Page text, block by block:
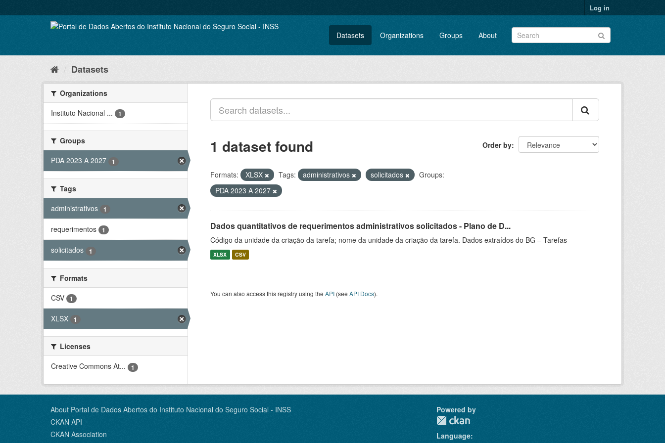
to
Log in
Datasets Organizations Groups About
Datasets
Organizations
Instituto Nacional ...
1
Groups
PDA 2023 A 2027
1
Tags
administrativos
1
requerimentos 1
solicitados 1
Formats
CSV
1
XLSX 1
Licenses
Creative Commons At...
1
Order by
1 dataset found
Formats: XLSX Tags: administrativos solicitados
Groups:
PDA 2023 A 2027
Dados quantitativos de requerimentos administrativos solicitados - Plano de D...
Código da unidade da criação da tarefa; nome da unidade da criação da tarefa. Dados extraídos do BG – Tarefas
XLSX CSV
You can also access this registry using the API (see API Docs).
About Portal de Dados Abertos do Instituto Nacional do Seguro Social - INSS
CKAN API
CKAN Association
Powered by
Language